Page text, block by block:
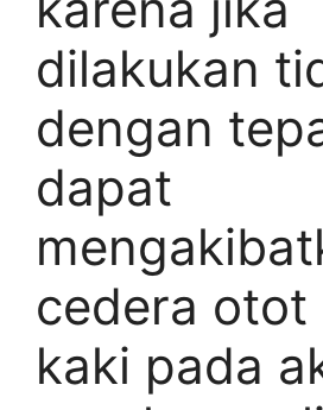
dilakukan
dengan
dapat
cedera otot
kaki pada